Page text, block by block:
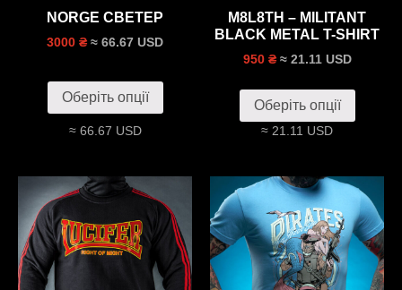
NORGE СВЕТЕР
3000 ₴ ≈ 66.67 USD
Оберіть опції
≈ 66.67 USD
M8L8TH – MILITANT
BLACK METAL T-SHIRT
950 ₴ ≈ 21.11 USD
Оберіть опції
≈ 21.11 USD